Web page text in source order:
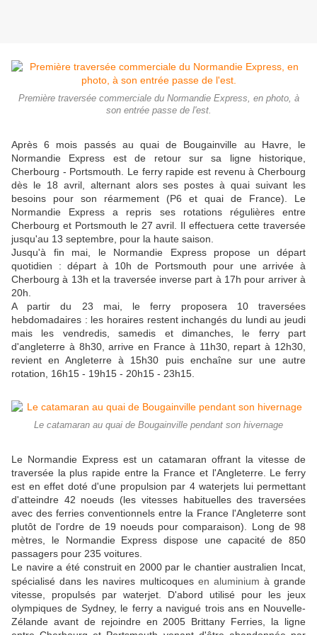
Première traversée commerciale du Normandie Express, en photo, à
son entrée passe de l'est.
Après 6 mois passés au quai de Bougainville au Havre, le
Normandie Express est de retour sur sa ligne historique,
Cherbourg - Portsmouth. Le ferry rapide est revenu à Cherbourg
dès le 18 avril, alternant alors ses postes à quai suivant les
besoins pour son réarmement (P6 et quai de France). Le
Normandie Express a repris ses rotations régulières entre
Cherbourg et Portsmouth le 27 avril. Il effectuera cette traversée
jusqu'au 13 septembre, pour la haute saison.
Jusqu'à fin mai, le Normandie Express propose un départ
quotidien : départ à 10h de Portsmouth pour une arrivée à
Cherbourg à 13h et la traversée inverse part à 17h pour arriver à
20h.
A partir du 23 mai, le ferry proposera 10 traversées
hebdomadaires : les horaires restent inchangés du lundi au jeudi
mais les vendredis, samedis et dimanches, le ferry part
d'angleterre à 8h30, arrive en France à 11h30, repart à 12h30,
revient en Angleterre à 15h30 puis enchaîne sur une autre
rotation, 16h15 - 19h15 - 20h15 - 23h15.
Le catamaran au quai de Bougainville pendant son hivernage
Le Normandie Express est un catamaran offrant la vitesse de
traversée la plus rapide entre la France et l'Angleterre. Le ferry
est en effet doté d'une propulsion par 4 waterjets lui permettant
d'atteindre 42 noeuds (les vitesses habituelles des traversées
avec des ferries conventionnels entre la France l'Angleterre sont
plutôt de l'ordre de 19 noeuds pour comparaison). Long de 98
mètres, le Normandie Express dispose une capacité de 850
passagers pour 235 voitures.
Le navire a été construit en 2000 par le chantier australien Incat,
spécialisé dans les navires multicoques en aluminium à grande
vitesse, propulsés par waterjet. D'abord utilisé pour les jeux
olympiques de Sydney, le ferry a navigué trois ans en Nouvelle-
Zélande avant de rejoindre en 2005 Brittany Ferries, la ligne